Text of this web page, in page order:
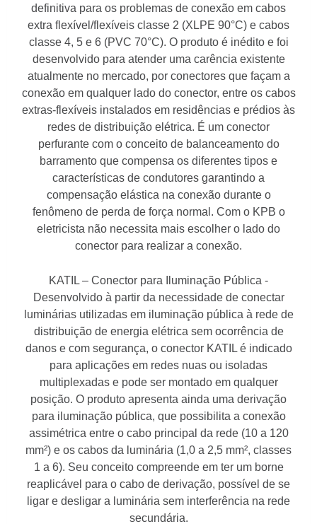
definitiva para os problemas de conexão em cabos
extra flexível/flexíveis classe 2 (XLPE 90°C) e cabos
classe 4, 5 e 6 (PVC 70°C). O produto é inédito e foi
desenvolvido para atender uma carência existente
atualmente no mercado, por conectores que façam a
conexão em qualquer lado do conector, entre os cabos
extras-flexíveis instalados em residências e prédios às
redes de distribuição elétrica. É um conector
perfurante com o conceito de balanceamento do
barramento que compensa os diferentes tipos e
características de condutores garantindo a
compensação elástica na conexão durante o
fenômeno de perda de força normal. Com o KPB o
eletricista não necessita mais escolher o lado do
conector para realizar a conexão.
KATIL – Conector para Iluminação Pública -
Desenvolvido à partir da necessidade de conectar
luminárias utilizadas em iluminação pública à rede de
distribuição de energia elétrica sem ocorrência de
danos e com segurança, o conector KATIL é indicado
para aplicações em redes nuas ou isoladas
multiplexadas e pode ser montado em qualquer
posição. O produto apresenta ainda uma derivação
para iluminação pública, que possibilita a conexão
assimétrica entre o cabo principal da rede (10 a 120
mm²) e os cabos da luminária (1,0 a 2,5 mm², classes
1 a 6). Seu conceito compreende em ter um borne
reaplicável para o cabo de derivação, possível de se
ligar e desligar a luminária sem interferência na rede
secundária.